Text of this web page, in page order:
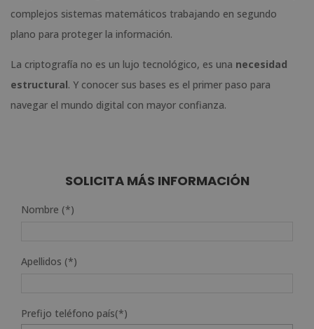
complejos sistemas matemáticos trabajando en segundo
plano para proteger la información.
La criptografía no es un lujo tecnológico, es una necesidad
estructural. Y conocer sus bases es el primer paso para
navegar el mundo digital con mayor confianza.
SOLICITA MÁS INFORMACIÓN
Nombre (*)
Apellidos (*)
Prefijo teléfono país(*)